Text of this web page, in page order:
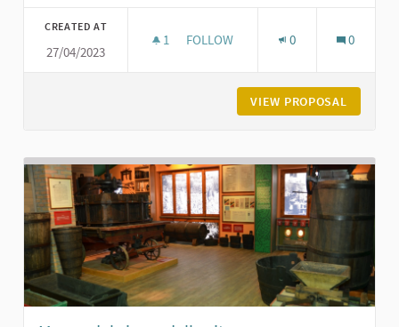
CREATED AT
27/04/2023
1 1 FOLLOWER
FOLLOW 0 0
VIEW PROPOSAL